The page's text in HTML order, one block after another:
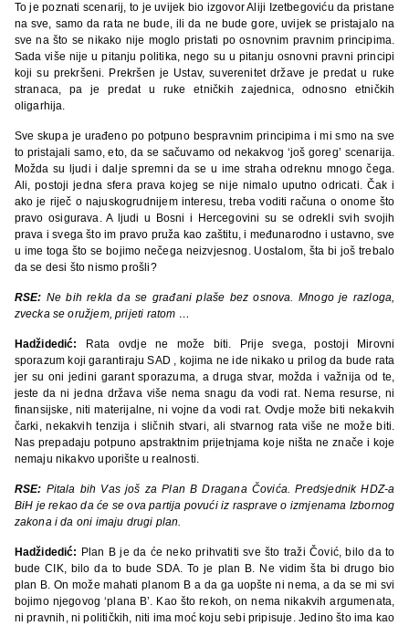
To je poznati scenarij, to je uvijek bio izgovor Aliji Izetbegoviću da pristane
na sve, samo da rata ne bude, ili da ne bude gore, uvijek se pristajalo na
sve na što se nikako nije moglo pristati po osnovnim pravnim principima.
Sada više nije u pitanju politika, nego su u pitanju osnovni pravni principi
koji su prekršeni. Prekršen je Ustav, suverenitet države je predat u ruke
stranaca, pa je predat u ruke etničkih zajednica, odnosno etničkih
oligarhija.
Sve skupa je urađeno po potpuno bespravnim principima i mi smo na sve
to pristajali samo, eto, da se sačuvamo od nekakvog ‘još goreg’ scenarija.
Možda su ljudi i dalje spremni da se u ime straha odreknu mnogo čega.
Ali, postoji jedna sfera prava kojeg se nije nimalo uputno odricati. Čak i
ako je riječ o najuskogrudnijem interesu, treba voditi računa o onome što
pravo osigurava. A ljudi u Bosni i Hercegovini su se odrekli svih svojih
prava i svega što im pravo pruža kao zaštitu, i međunarodno i ustavno, sve
u ime toga što se bojimo nečega neizvjesnog. Uostalom, šta bi još trebalo
da se desi što nismo prošli?
RSE: Ne bih rekla da se građani plaše bez osnova. Mnogo je razloga,
zvecka se oružjem, prijeti ratom …
Hadžidedić: Rata ovdje ne može biti. Prije svega, postoji Mirovni
sporazum koji garantiraju SAD , kojima ne ide nikako u prilog da bude rata
jer su oni jedini garant sporazuma, a druga stvar, možda i važnija od te,
jeste da ni jedna država više nema snagu da vodi rat. Nema resurse, ni
finansijske, niti materijalne, ni vojne da vodi rat. Ovdje može biti nekakvih
čarki, nekakvih tenzija i sličnih stvari, ali stvarnog rata više ne može biti.
Nas prepadaju potpuno apstraktnim prijetnjama koje ništa ne znače i koje
nemaju nikakvo uporište u realnosti.
RSE: Pitala bih Vas još za Plan B Dragana Čovića. Predsjednik HDZ-a
BiH je rekao da će se ova partija povući iz rasprave o izmjenama Izbornog
zakona i da oni imaju drugi plan.
Hadžidedić: Plan B je da će neko prihvatiti sve što traži Čović, bilo da to
bude CIK, bilo da to bude SDA. To je plan B. Ne vidim šta bi drugo bio
plan B. On može mahati planom B a da ga uopšte ni nema, a da se mi svi
bojimo njegovog ‘plana B’. Kao što rekoh, on nema nikakvih argumenata,
ni pravnih, ni političkih, niti ima moć koju sebi pripisuje. Jedino što ima kao